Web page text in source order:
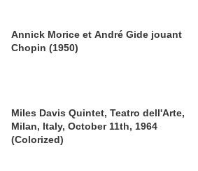
Annick Morice et André Gide jouant
Chopin (1950)
Miles Davis Quintet, Teatro dell'Arte,
Milan, Italy, October 11th, 1964
(Colorized)